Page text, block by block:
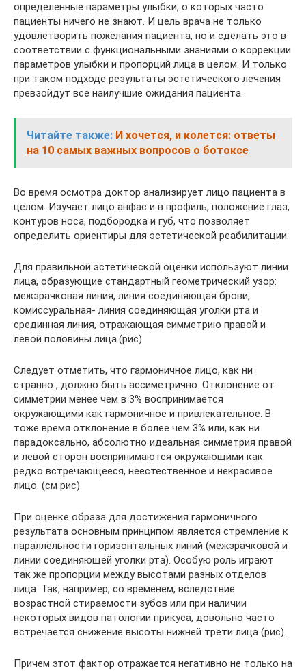
определенные параметры улыбки, о которых часто
пациенты ничего не знают. И цель врача не только
удовлетворить пожелания пациента, но и сделать это в
соответствии с функциональными знаниями о коррекции
параметров улыбки и пропорций лица в целом. И только
при таком подходе результаты эстетического лечения
превзойдут все наилучшие ожидания пациента.
Читайте также: И хочется, и колется: ответы
на 10 самых важных вопросов о ботоксе
Во время осмотра доктор анализирует лицо пациента в
целом. Изучает лицо анфас и в профиль, положение глаз,
контуров носа, подбородка и губ, что позволяет
определить ориентиры для эстетической реабилитации.
Для правильной эстетической оценки используют линии
лица, образующие стандартный геометрический узор:
межзрачковая линия, линия соединяющая брови,
комиссуральная- линия соединяющая уголки рта и
срединная линия, отражающая симметрию правой и
левой половины лица.(рис)
Следует отметить, что гармоничное лицо, как ни
странно , должно быть ассиметрично. Отклонение от
симметрии менее чем в 3% воспринимается
окружающими как гармоничное и привлекательное. В
тоже время отклонение в более чем 3% или, как ни
парадоксально, абсолютно идеальная симметрия правой
и левой сторон воспринимаются окружающими как
редко встречающееся, неестественное и некрасивое
лицо. (см рис)
При оценке образа для достижения гармоничного
результата основным принципом является стремление к
параллельности горизонтальных линий (межзрачковой и
линии соединяющей уголки рта). Особую роль играют
так же пропорции между высотами разных отделов
лица. Так, например, со временем, вследствие
возрастной стираемости зубов или при наличии
некоторых видов патологии прикуса, довольно часто
встречается снижение высоты нижней трети лица (рис).
Причем этот фактор отражается негативно не только на